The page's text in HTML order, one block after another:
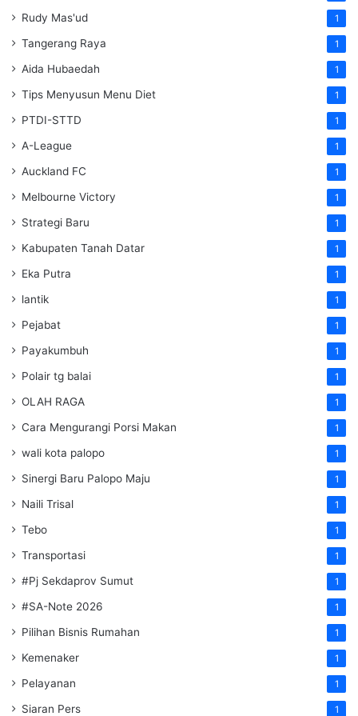
Rudy Mas'ud 1
Tangerang Raya 1
Aida Hubaedah 1
Tips Menyusun Menu Diet 1
PTDI-STTD 1
A-League 1
Auckland FC 1
Melbourne Victory 1
Strategi Baru 1
Kabupaten Tanah Datar 1
Eka Putra 1
lantik 1
Pejabat 1
Payakumbuh 1
Polair tg balai 1
OLAH RAGA 1
Cara Mengurangi Porsi Makan 1
wali kota palopo 1
Sinergi Baru Palopo Maju 1
Naili Trisal 1
Tebo 1
Transportasi 1
#Pj Sekdaprov Sumut 1
#SA-Note 2026 1
Pilihan Bisnis Rumahan 1
Kemenaker 1
Pelayanan 1
Siaran Pers 1